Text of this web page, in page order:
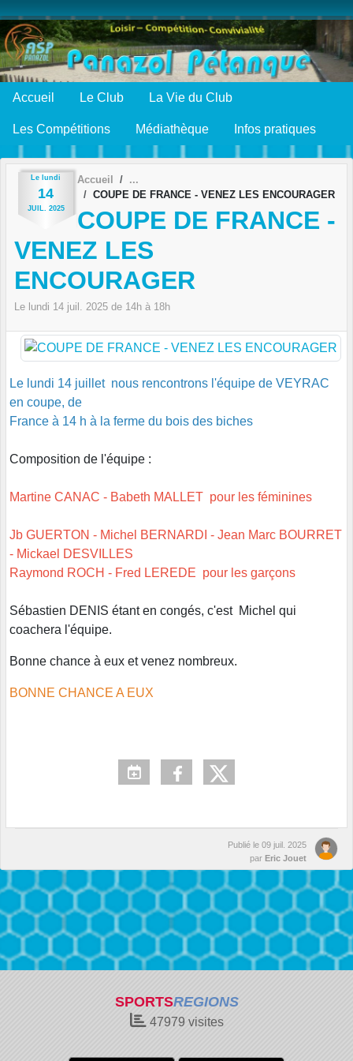
Accueil Le Club La Vie du Club
Les Compétitions Médiathèque Infos pratiques
Le lundi
14
JUIL. 2025
Accueil
COUPE DE FRANCE - VENEZ LES ENCOURAGER
COUPE DE FRANCE -
VENEZ LES
ENCOURAGER
Le lundi 14 juil. 2025 de 14h à 18h
Le lundi 14 juillet nous rencontrons l'équipe de VEYRAC
en coupe, de
France à 14 h à la ferme du bois des biches
Composition de l'équipe :
Martine CANAC - Babeth MALLET pour les féminines
Jb GUERTON - Michel BERNARDI - Jean Marc BOURRET
- Mickael DESVILLES
Raymond ROCH - Fred LEREDE pour les garçons
Sébastien DENIS étant en congés, c'est Michel qui
coachera l'équipe.
Bonne chance à eux et venez nombreux.
BONNE CHANCE A EUX
Publié le 09 juil. 2025
par Eric Jouet
SPORTSREGIONS
47979 visites